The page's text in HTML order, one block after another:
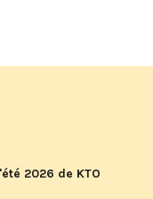
2026 de KTO